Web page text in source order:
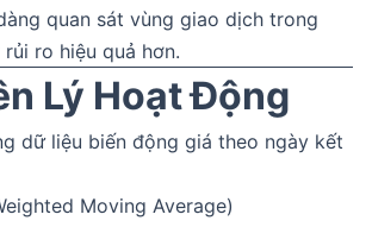
quan sát vùng giao dịch trong
ro hiệu quả hơn.
Lý Hoạt Động
dữ liệu biến động giá theo ngày kết
Moving Average)